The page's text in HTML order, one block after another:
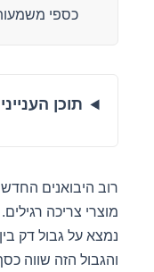
כספי
תוכן
רוב היבואנים
מוצרי צריכה
נמצא על גבול דק
והגבול הזה שווה